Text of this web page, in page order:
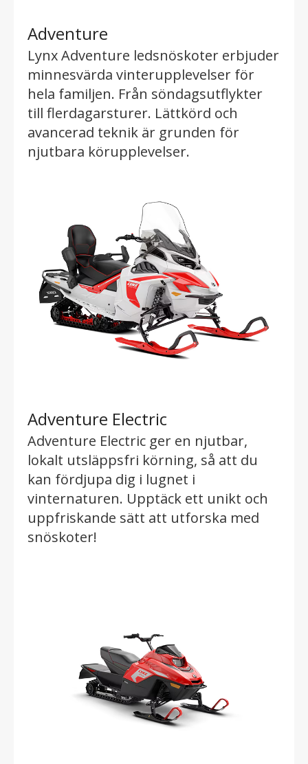
Adventure
Lynx Adventure ledsnöskoter erbjuder
minnesvärda vinterupplevelser för
hela familjen. Från söndagsutflykter
till flerdagarsturer. Lättkörd och
avancerad teknik är grunden för
njutbara körupplevelser.
Adventure Electric
Adventure Electric ger en njutbar,
lokalt utsläppsfri körning, så att du
kan fördjupa dig i lugnet i
vinternaturen. Upptäck ett unikt och
uppfriskande sätt att utforska med
snöskoter!